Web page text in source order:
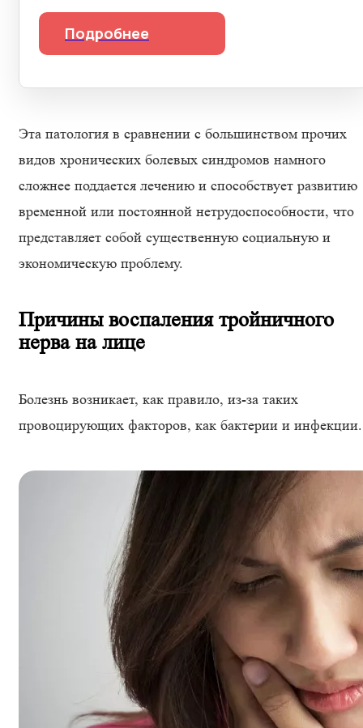
Подробнее
Эта патология в сравнении с большинством прочих
видов хронических болевых синдромов намного
сложнее поддается лечению и способствует развитию
временной или постоянной нетрудоспособности, что
представляет собой существенную социальную и
экономическую проблему.
Причины воспаления тройничного
нерва на лице
Болезнь возникает, как правило, из-за таких
провоцирующих факторов, как бактерии и инфекции.